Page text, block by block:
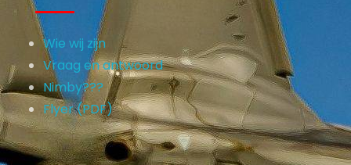
Wie wij zijn
Vraag en antwoord
Nimby???
Flyer (PDF)